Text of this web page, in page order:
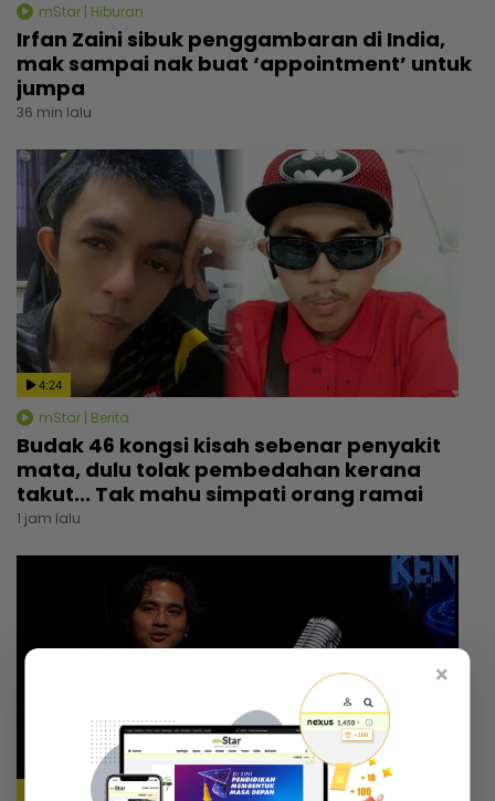
mStar | Hiburan
Irfan Zaini sibuk penggambaran di India,
mak sampai nak buat ‘appointment’ untuk
jumpa
36 min lalu
4:24
mStar | Berita
Budak 46 kongsi kisah sebenar penyakit
mata, dulu tolak pembedahan kerana
takut... Tak mahu simpati orang ramai
1 jam lalu
×